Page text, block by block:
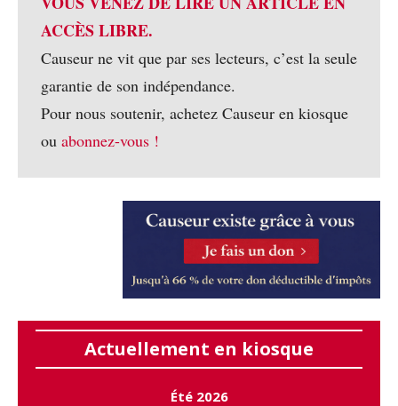
ACCÈS LIBRE.
Causeur ne vit que par ses lecteurs, c’est la seule
garantie de son indépendance.
Pour nous soutenir, achetez Causeur en kiosque
ou abonnez-vous !
Actuellement en kiosque
Été 2026